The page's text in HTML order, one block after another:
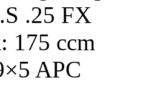
.25 FX
: 175 ccm
APC